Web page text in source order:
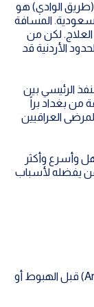
(طريق الوادي) هو
المسافة
لكن من
الأردنية قد
الرئيسي بين
من بغداد براً
المرضى العراقيين
وأسرع وأكثر
يفضله لأسباب
بعض المطارات تُوزّع بطاقة دخول (Arrival Card) قبل الهبوط أو